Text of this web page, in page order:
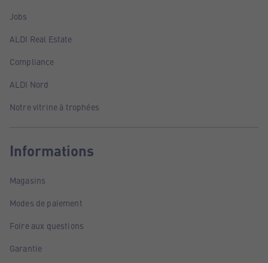
Jobs
ALDI Real Estate
Compliance
ALDI Nord
Notre vitrine à trophées
Informations
Magasins
Modes de paiement
Foire aux questions
Garantie